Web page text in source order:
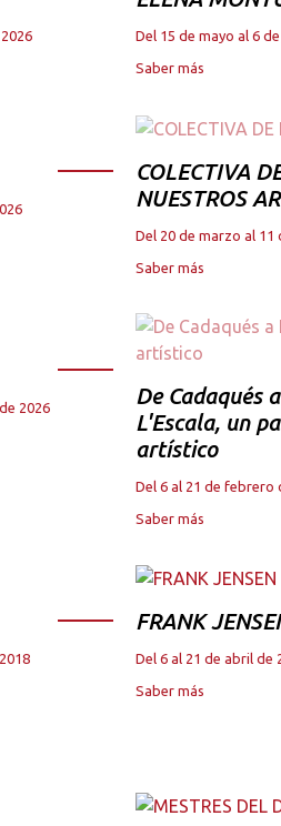
Del 15 de mayo al 6
Saber más
COLECTIVA
NUESTROS
Del 20 de marzo al 11
Saber más
2026
De Cadaqués a
L'Escala, un
artístico
Del 6 al 21 de febrero
Saber más
FRANK
Del 6 al 21 de abril de
Saber más